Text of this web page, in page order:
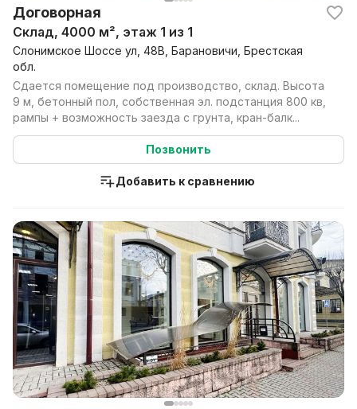
Договорная
Склад, 4000 м², этаж 1 из 1
Слонимское Шоссе ул, 48В, Барановичи, Брестская
обл.
Сдается помещение под производство, склад. Высота
9 м, бетонный пол, собственная эл. подстанция 800 кв,
рампы + возможность заезда с грунта, кран-балк...
Позвонить
Добавить к сравнению